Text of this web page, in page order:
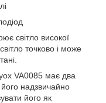
світло високої
точково і може
VA0085 має два
надзвичайно
його як